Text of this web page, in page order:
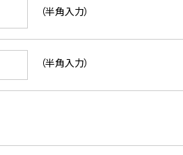
（半角入力）
（半角入力）